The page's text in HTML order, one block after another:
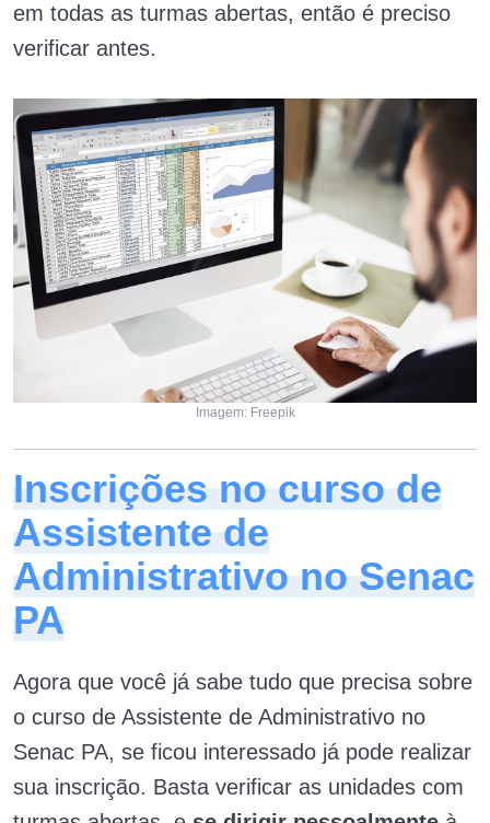
em todas as turmas abertas, então é preciso
verificar antes.
Imagem: Freepik
Inscrições no curso de
Assistente de
Administrativo no Senac
PA
Agora que você já sabe tudo que precisa sobre
o curso de Assistente de Administrativo no
Senac PA, se ficou interessado já pode realizar
sua inscrição. Basta verificar as unidades com